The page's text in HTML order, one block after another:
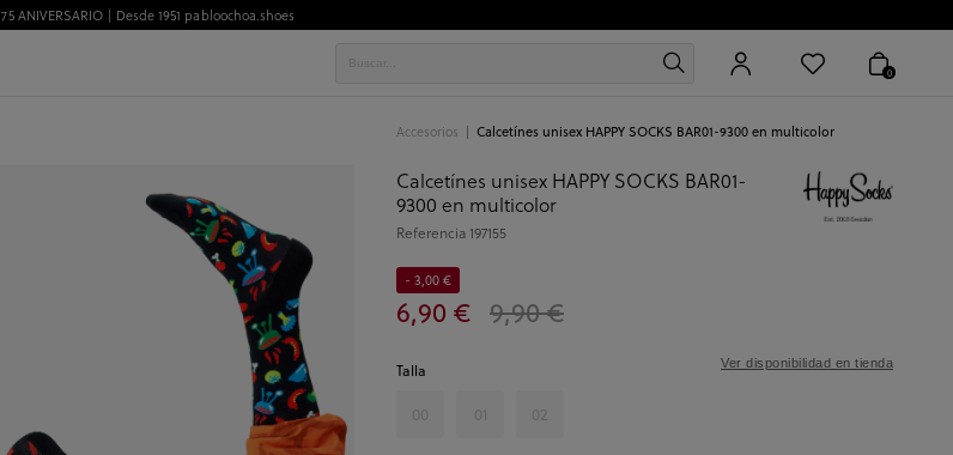
75 ANIVERSARIO | Desde 1951 pabloochoa.shoes
0
Accesorios Calcetínes unisex HAPPY SOCKS BAR01-9300 en multicolor
Calcetínes unisex HAPPY SOCKS BAR01-
9300 en multicolor
Referencia 197155
6,90 € 9,90 €
- 3,00 €
Talla
00 01 02
Ver disponibilidad en tienda